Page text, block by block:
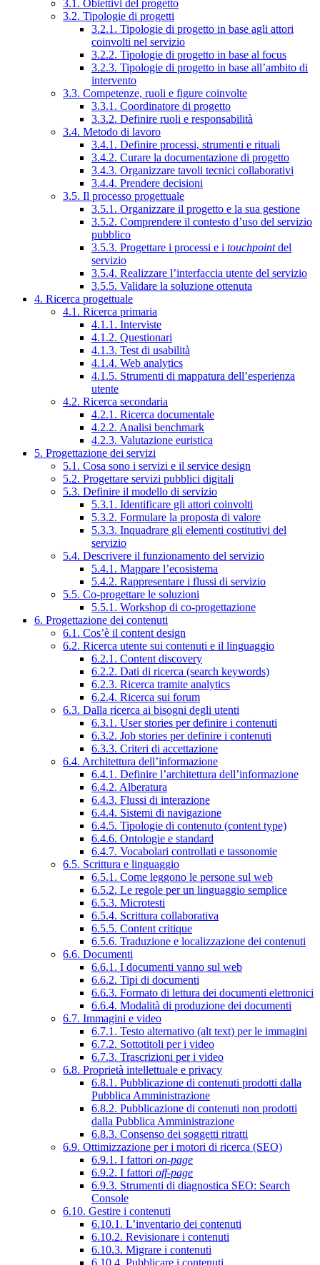
3.1. Obiettivi del progetto
3.2. Tipologie di progetti
3.2.1. Tipologie di progetto in base agli attori
coinvolti nel servizio
3.2.2. Tipologie di progetto in base al focus
3.2.3. Tipologie di progetto in base all’ambito di
intervento
3.3. Competenze, ruoli e figure coinvolte
3.3.1. Coordinatore di progetto
3.3.2. Definire ruoli e responsabilità
3.4. Metodo di lavoro
3.4.1. Definire processi, strumenti e rituali
3.4.2. Curare la documentazione di progetto
3.4.3. Organizzare tavoli tecnici collaborativi
3.4.4. Prendere decisioni
3.5. Il processo progettuale
3.5.1. Organizzare il progetto e la sua gestione
3.5.2. Comprendere il contesto d’uso del servizio
pubblico
3.5.3. Progettare i processi e i touchpointdel
servizio
3.5.4. Realizzare l’interfaccia utente del servizio
3.5.5. Validare la soluzione ottenuta
4. Ricerca progettuale
4.1. Ricerca primaria
4.1.1. Interviste
4.1.2. Questionari
4.1.3. Test di usabilità
4.1.4. Web analytics
4.1.5. Strumenti di mappatura dell’esperienza
utente
4.2. Ricerca secondaria
4.2.1. Ricerca documentale
4.2.2. Analisi benchmark
4.2.3. Valutazione euristica
5. Progettazione dei servizi
5.1. Cosa sono i servizi e il service design
5.2. Progettare servizi pubblici digitali
5.3. Definire il modello di servizio
5.3.1. Identificare gli attori coinvolti
5.3.2. Formulare la proposta di valore
5.3.3. Inquadrare gli elementi costitutivi del
servizio
5.4. Descrivere il funzionamento del servizio
5.4.1. Mappare l’ecosistema
5.4.2. Rappresentare i flussi di servizio
5.5. Co-progettare le soluzioni
5.5.1. Workshop di co-progettazione
6. Progettazione dei contenuti
6.1. Cos’è il content design
6.2. Ricerca utente sui contenuti e il linguaggio
6.2.1. Content discovery
6.2.2. Dati di ricerca (search keywords)
6.2.3. Ricerca tramite analytics
6.2.4. Ricerca sui forum
6.3. Dalla ricerca ai bisogni degli utenti
6.3.1. User stories per definire i contenuti
6.3.2. Job stories per definire i contenuti
6.3.3. Criteri di accettazione
6.4. Architettura dell’informazione
6.4.1. Definire l’architettura dell’informazione
6.4.2. Alberatura
6.4.3. Flussi di interazione
6.4.4. Sistemi di navigazione
6.4.5. Tipologie di contenuto (content type)
6.4.6. Ontologie e standard
6.4.7. Vocabolari controllati e tassonomie
6.5. Scrittura e linguaggio
6.5.1. Come leggono le persone sul web
6.5.2. Le regole per un linguaggio semplice
6.5.3. Microtesti
6.5.4. Scrittura collaborativa
6.5.5. Content critique
6.5.6. Traduzione e localizzazione dei contenuti
6.6. Documenti
6.6.1. I documenti vanno sul web
6.6.2. Tipi di documenti
6.6.3. Formato di lettura dei documenti elettronici
6.6.4. Modalità di produzione dei documenti
6.7. Immagini e video
6.7.1. Testo alternativo (alt text) per le immagini
6.7.2. Sottotitoli per i video
6.7.3. Trascrizioni per i video
6.8. Proprietà intellettuale e privacy
6.8.1. Pubblicazione di contenuti prodotti dalla
Pubblica Amministrazione
6.8.2. Pubblicazione di contenuti non prodotti
dalla Pubblica Amministrazione
6.8.3. Consenso dei soggetti ritratti
6.9. Ottimizzazione per i motori di ricerca (SEO)
6.9.1. I fattori on-page
6.9.2. I fattori off-page
6.9.3. Strumenti di diagnostica SEO: Search
Console
6.10. Gestire i contenuti
6.10.1. L’inventario dei contenuti
6.10.2. Revisionare i contenuti
6.10.3. Migrare i contenuti
6.10.4. Pubblicare i contenuti